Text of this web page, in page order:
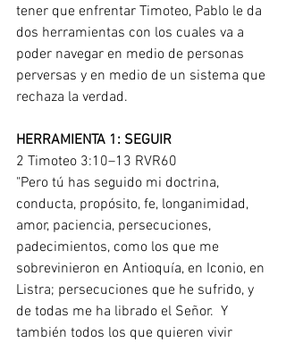
tener que enfrentar Timoteo, Pablo le da
dos herramientas con los cuales va a
poder navegar en medio de personas
perversas y en medio de un sistema que
rechaza la verdad.
HERRAMIENTA 1: SEGUIR
2 Timoteo 3:10–13 RVR60
"Pero tú has seguido mi doctrina,
conducta, propósito, fe, longanimidad,
amor, paciencia, persecuciones,
padecimientos, como los que me
sobrevinieron en Antioquía, en Iconio, en
Listra; persecuciones que he sufrido, y
de todas me ha librado el Señor.  Y
también todos los que quieren vivir